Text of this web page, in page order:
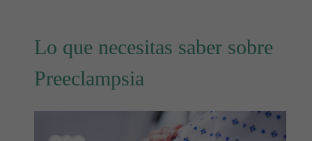
Lo que necesitas saber sobre
Preeclampsia